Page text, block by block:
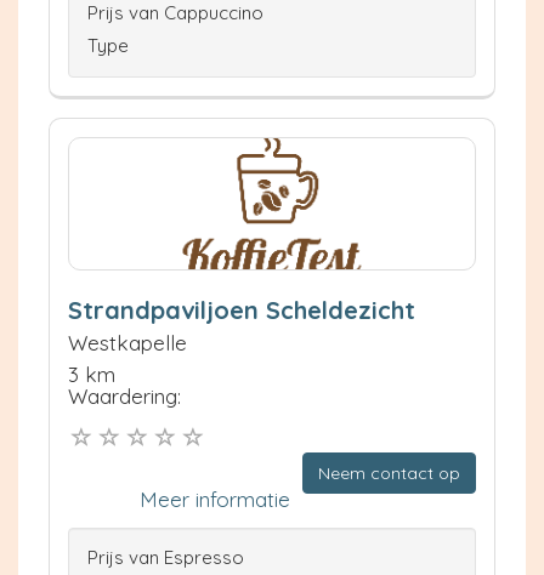
Prijs van Cappuccino
Type
Strandpaviljoen Scheldezicht
Westkapelle
3 km
Waardering:
Neem contact op
Meer informatie
Prijs van Espresso